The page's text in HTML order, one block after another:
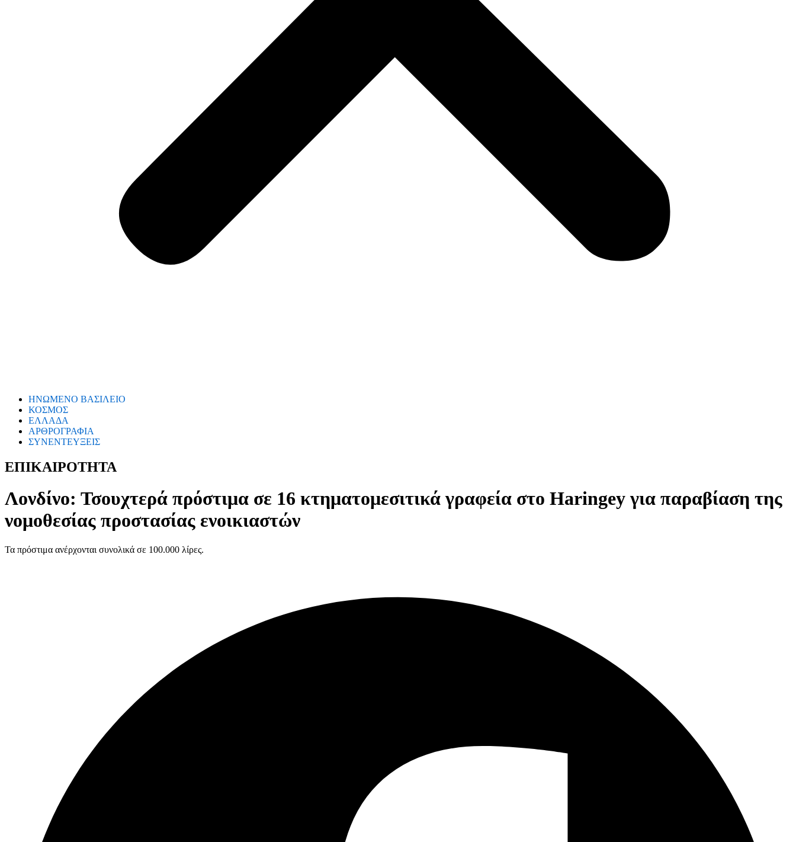
ΗΝΩΜΕΝΟ ΒΑΣΙΛΕΙΟ
ΚΟΣΜΟΣ
ΕΛΛΑΔΑ
ΑΡΘΡΟΓΡΑΦΙΑ
ΣΥΝΕΝΤΕΥΞΕΙΣ
ΕΠΙΚΑΙΡΟΤΗΤΑ
Λονδίνο: Τσουχτερά πρόστιμα σε 16 κτηματομεσιτικά γραφεία στο Haringey για παραβίαση της
νομοθεσίας προστασίας ενοικιαστών
Τα πρόστιμα ανέρχονται συνολικά σε 100.000 λίρες.